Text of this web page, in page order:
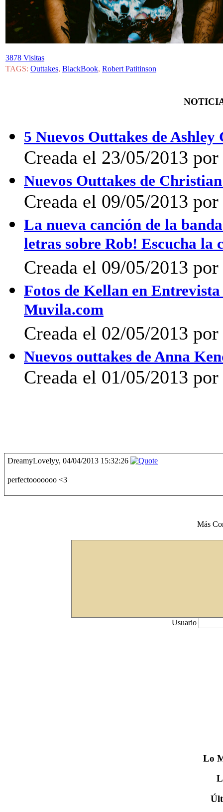
3878 Visitas
TAGS: Outtakes, BlackBook, Robert Patitinson
5 Nuevos Outtakes de
Creada el 23/05/2013
Nuevos Outtakes de
Creada el 09/05/2013
La nueva canción de la
letras sobre Rob! Escucha la
Creada el 09/05/2013
Fotos de Kellan en
Muvila.com
Creada el 02/05/2013
Nuevos outtakes de Anna
Creada el 01/05/2013
DreamyLovelyy, 04/04/2013 15:32:26
perfectooooooo <3
Más
Usuario
Lo